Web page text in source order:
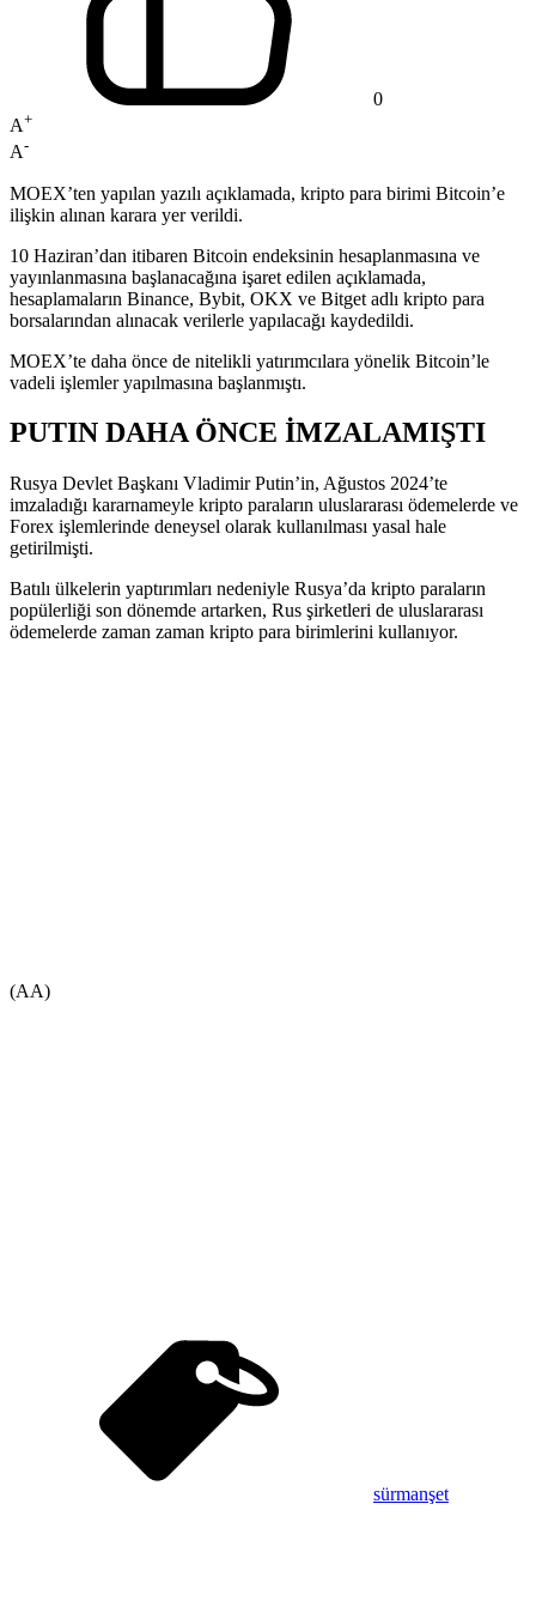
0
A+
A-
MOEX’ten yapılan yazılı açıklamada, kripto para birimi Bitcoin’e
ilişkin alınan karara yer verildi.
10 Haziran’dan itibaren Bitcoin endeksinin hesaplanmasına ve
yayınlanmasına başlanacağına işaret edilen açıklamada,
hesaplamaların Binance, Bybit, OKX ve Bitget adlı kripto para
borsalarından alınacak verilerle yapılacağı kaydedildi.
MOEX’te daha önce de nitelikli yatırımcılara yönelik Bitcoin’le
vadeli işlemler yapılmasına başlanmıştı.
PUTIN DAHA ÖNCE İMZALAMIŞTI
Rusya Devlet Başkanı Vladimir Putin’in, Ağustos 2024’te
imzaladığı kararnameyle kripto paraların uluslararası ödemelerde ve
Forex işlemlerinde deneysel olarak kullanılması yasal hale
getirilmişti.
Batılı ülkelerin yaptırımları nedeniyle Rusya’da kripto paraların
popülerliği son dönemde artarken, Rus şirketleri de uluslararası
ödemelerde zaman zaman kripto para birimlerini kullanıyor.
(AA)
sürmanşet